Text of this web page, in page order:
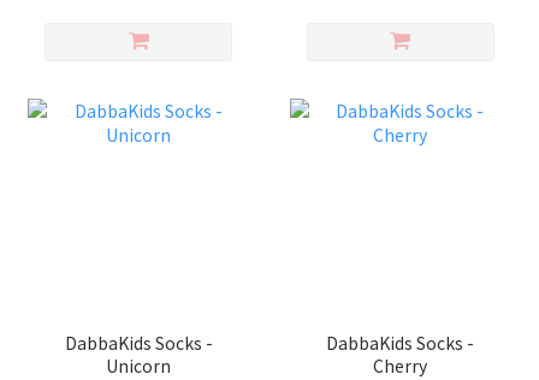
DabbaKids Socks -
Unicorn
DabbaKids Socks -
Cherry